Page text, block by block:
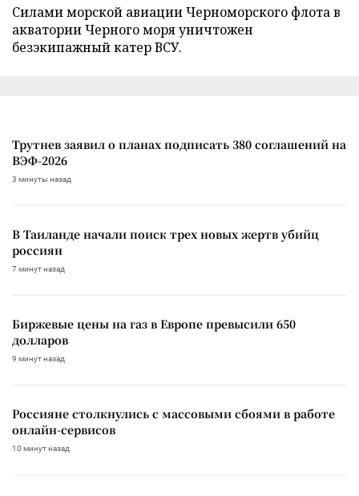
Силами морской авиации Черноморского флота в
акватории Черного моря уничтожен
безэкипажный катер ВСУ.
Трутнев заявил о планах подписать 380 соглашений на
ВЭФ-2026
3 минуты назад
В Таиланде начали поиск трех новых жертв убийц
россиян
7 минут назад
Биржевые цены на газ в Европе превысили 650
долларов
9 минут назад
Россияне столкнулись с массовыми сбоями в работе
онлайн-сервисов
10 минут назад